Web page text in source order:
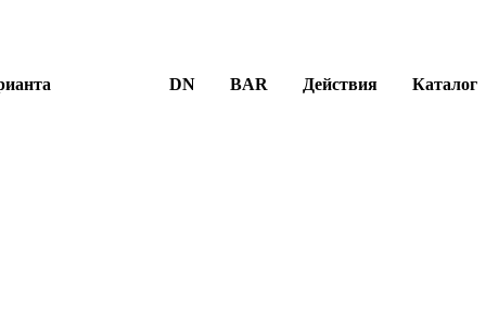
DN BAR Действия Каталог